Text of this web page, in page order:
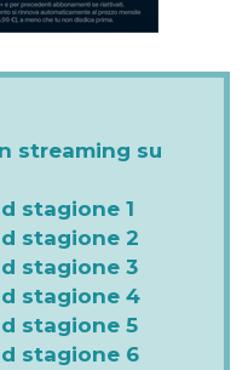
streaming su
stagione 1
stagione 2
stagione 3
stagione 4
stagione 5
stagione 6